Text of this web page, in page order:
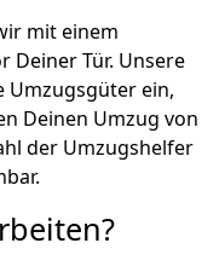
mit einem
Deiner Tür. Unsere
Umzugsgüter ein,
Deinen Umzug von
der Umzugshelfer